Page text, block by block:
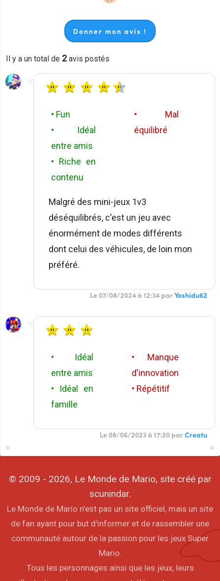
Donner mon avis !
Il y a un total de 2 avis postés
• Fun
• Idéal
entre amis
• Riche en
contenu
• Mal
équilibré
Malgré des mini-jeux 1v3
déséquilibrés, c'est un jeu avec
énormément de modes différents
dont celui des véhicules, de loin mon
préféré.
Le 07/08/2024 à 12:34 parYoshidu62
• Idéal
entre amis
• Idéal en
famille
• Manque
d'innovation
• Répétitif
Le 08/06/2023 à 17:20 parCreatu
© 2009 - 2026, Le Monde de Mario, site créé par
scunindar.
Le Monde de Mario n'est pas un site officiel, mais un site
de fan ayant pour but d'informer et de rassembler une
communauté autour de la passion pour les jeux Super
Mario.
Tous les personnages ainsi que les jeux, leurs